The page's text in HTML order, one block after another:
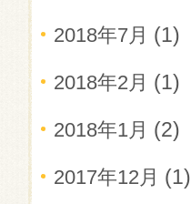
2018年7月 (1)
2018年2月 (1)
2018年1月 (2)
2017年12月 (1)